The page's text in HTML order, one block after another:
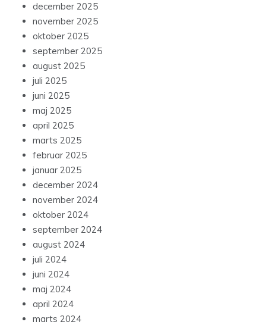
december 2025
november 2025
oktober 2025
september 2025
august 2025
juli 2025
juni 2025
maj 2025
april 2025
marts 2025
februar 2025
januar 2025
december 2024
november 2024
oktober 2024
september 2024
august 2024
juli 2024
juni 2024
maj 2024
april 2024
marts 2024